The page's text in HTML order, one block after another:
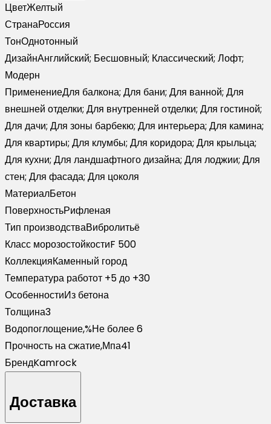
ЦветЖелтый
СтранаРоссия
ТонОднотонный
ДизайнАнглийский; Бесшовный; Классический; Лофт;
Модерн
ПрименениеДля балкона; Для бани; Для ванной; Для
внешней отделки; Для внутренней отделки; Для гостиной;
Для дачи; Для зоны барбекю; Для интерьера; Для камина;
Для квартиры; Для клумбы; Для коридора; Для крыльца;
Для кухни; Для ландшафтного дизайна; Для лоджии; Для
стен; Для фасада; Для цоколя
МатериалБетон
ПоверхностьРифленая
Тип производстваВибролитьё
Класс морозостойкостиF 500
КоллекцияКаменный город
Температура работот +5 до +30
ОсобенностиИз бетона
Толщина3
Водопоглощение,%Не более 6
Прочность на сжатие,Мпа41
БрендKamrock
Доставка